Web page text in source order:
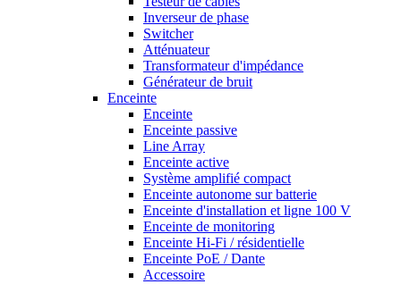
Inverseur de phase
Switcher
Atténuateur
Transformateur d'impédance
Générateur de bruit
Enceinte
Enceinte
Enceinte passive
Line Array
Enceinte active
Système amplifié compact
Enceinte autonome sur batterie
Enceinte d'installation et ligne 100 V
Enceinte de monitoring
Enceinte Hi-Fi / résidentielle
Enceinte PoE / Dante
Accessoire